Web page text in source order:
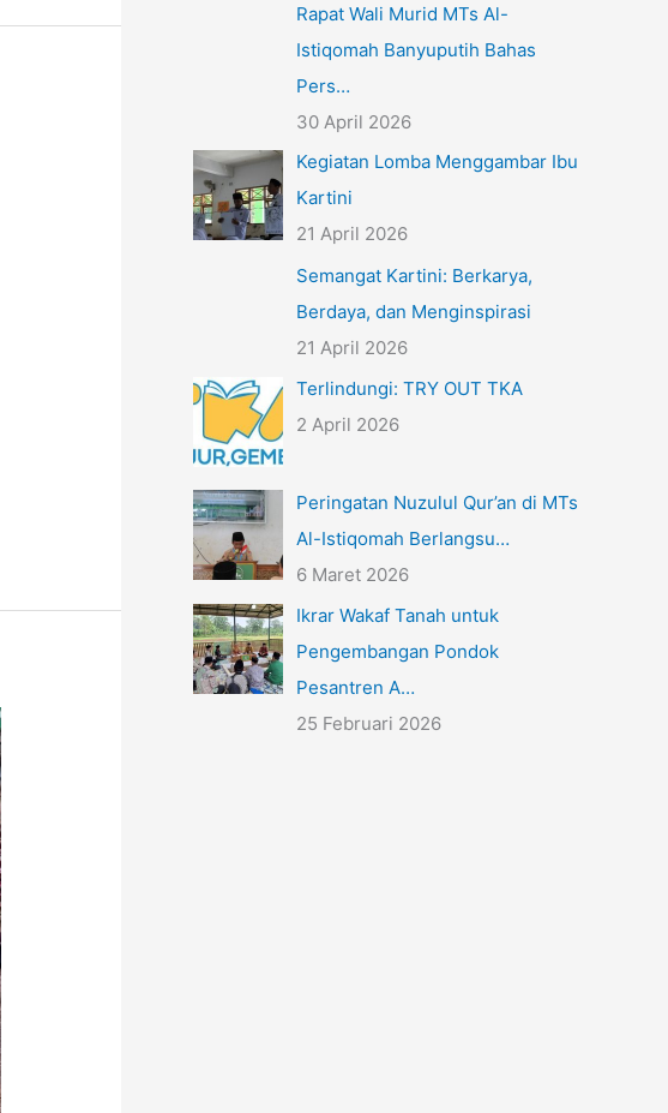
Rapat Wali Murid MTs Al-
Istiqomah Banyuputih Bahas
Pers…
30 April 2026
Kegiatan Lomba Menggambar Ibu
Kartini
21 April 2026
Semangat Kartini: Berkarya,
Berdaya, dan Menginspirasi
21 April 2026
Terlindungi: TRY OUT TKA
2 April 2026
Peringatan Nuzulul Qur’an di MTs
Al-Istiqomah Berlangsu…
6 Maret 2026
Ikrar Wakaf Tanah untuk
Pengembangan Pondok
Pesantren A…
25 Februari 2026